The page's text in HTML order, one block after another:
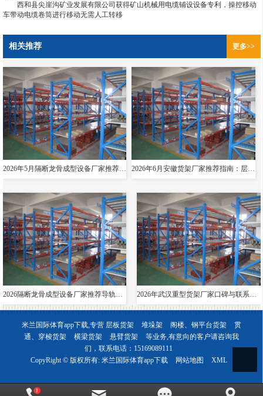
西和县尖崖沟矿业发展有限公司获得矿山机械用电缆铺设设备专利，操控移动
车带动电缆卷筒进行移动无需人工转移
相关推荐 更多>>
2026年5月隔断龙骨成型设备厂家推荐指南：导轨成型设备消防箱光伏支架货架夸梁公司优选！ 2026年6月安徽货架厂家推荐指南：层板货架悬臂贯通双伸位公司优选！
2026隔断龙骨成型设备厂家推荐导轨成型设备货架夸梁层板生产线电缆桥架厂家优选指南！ 2026年武汉重型货架厂家口碑与联系方式全解析
米兰国际体育app下载,专营 层板货架 堆垛架 阁楼、钢平台货架
贯
通、穿梭货架
横梁货架 悬臂货架
等业务,有意向的客户请咨询我
们，联系电话： 15169089111
CopyRight © 版权所有: 米兰国际体育app下载 网站地图 XML